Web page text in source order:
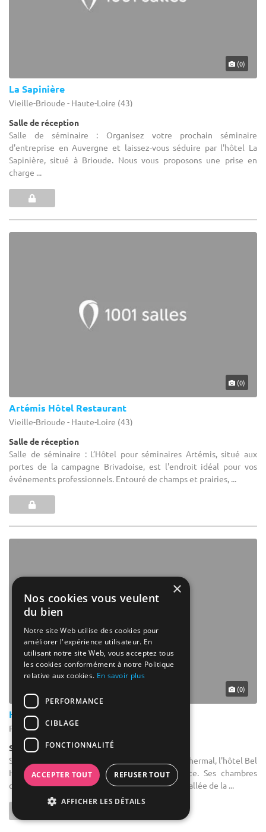
(0)
La Sapinière
Vieille-Brioude - Haute-Loire (43)
Salle de réception
Salle de séminaire : Organisez votre prochain séminaire
d'entreprise en Auvergne et laissez-vous séduire par l'hôtel La
Sapinière, situé à Brioude. Nous vous proposons une prise en
charge ...
(0)
Artémis Hôtel Restaurant
Vieille-Brioude - Haute-Loire (43)
Salle de réception
Salle de séminaire : L’Hôtel pour séminaires Artémis, situé aux
portes de la campagne Brivadoise, est l'endroit idéal pour vos
événements professionnels. Entouré de champs et prairies, ...
(0)
Hôtel Bel Horizon
Pailherols - Cantal (15)
Salle de réception
Salle de séminaire : Situé dans l’ancien quartier thermal, l'hôtel Bel
Horizon se trouve à 100 mètres de la source. Ses chambres
confortables offrent une vue imprenable sur la vallée de la ...
×
Nos cookies vous veulent
du bien
Notre site Web utilise des cookies pour
améliorer l'expérience utilisateur. En
utilisant notre site Web, vous acceptez tous
les cookies conformément à notre Politique
relative aux cookies. En savoir plus
PERFORMANCE
CIBLAGE
FONCTIONNALITÉ
ACCEPTER TOUT REFUSER TOUT
AFFICHER LES DÉTAILS